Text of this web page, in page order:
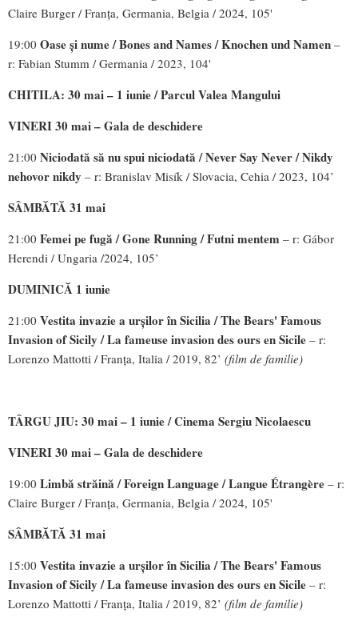
Claire Burger / Franța, Germania, Belgia / 2024, 105'
19:00 Oase și nume /Bones and Names / Knochen und Namen –
r: Fabian Stumm / Germania / 2023, 104'
CHITILA: 30 mai – 1 iunie / Parcul Valea Mangului
VINERI 30 mai – Gala de deschidere
21:00 Niciodată să nu spui niciodată / Never Say Never / Nikdy
nehovor nikdy – r: Branislav Misík / Slovacia, Cehia / 2023, 104’
SÂMBĂTĂ 31 mai
21:00 Femei pe fugă / Gone Running / Futni mentem – r: Gábor
Herendi / Ungaria /2024, 105’
DUMINICĂ 1 iunie
21:00 Vestita invazie a urșilor în Sicilia / The Bears' Famous
Invasion of Sicily / La fameuse invasion des ours en Sicile – r:
Lorenzo Mattotti / Franța, Italia / 2019, 82’ (film de familie)
TÂRGU JIU: 30 mai – 1 iunie / Cinema Sergiu Nicolaescu
VINERI 30 mai – Gala de deschidere
19:00 Limbă străină /Foreign Language / Langue Étrangère – r:
Claire Burger / Franța, Germania, Belgia / 2024, 105'
SÂMBĂTĂ 31 mai
15:00 Vestita invazie a urșilor în Sicilia / The Bears' Famous
Invasion of Sicily / La fameuse invasion des ours en Sicile – r:
Lorenzo Mattotti / Franța, Italia / 2019, 82’ (film de familie)